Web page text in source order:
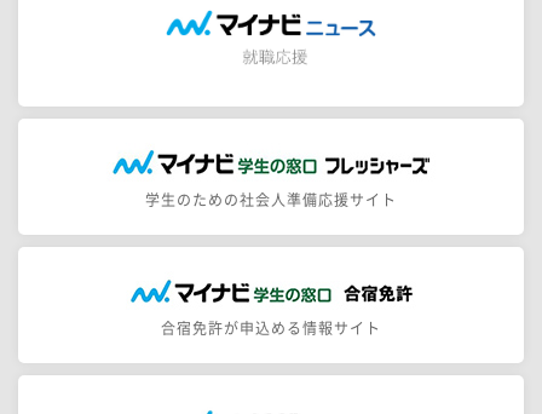
学生のための社会人準備応援サイト
合宿免許が申込める情報サイト